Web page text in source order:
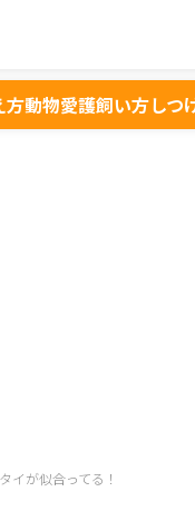
方動物愛護飼い方しつ
が似合ってる！